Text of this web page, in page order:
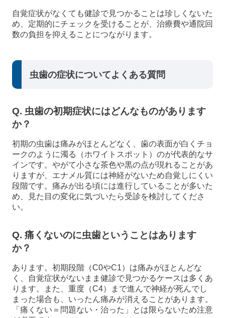
自覚症状がなくても健診で見つかることは珍しくないた
め、定期的にチェックを受けることが、治療費や通院回
数の負担を抑えることにつながります。
虫歯の症状についてよくある質問
Q. 虫歯の初期症状にはどんなものがあります
か？
初期の虫歯は痛みがほとんどなく、歯の表面が白くチョ
ークのように濁る（ホワイトスポット）のが代表的なサ
インです。やがて小さな茶色や黒の点が現れることがあ
りますが、エナメル質には神経がないため自覚しにくい
段階です。痛みが出る頃には進行していることが多いた
め、見た目の変化に気づいたら受診を検討してくださ
い。
Q. 痛くないのに虫歯ということはあります
か？
あります。初期段階（C0やC1）は痛みがほとんどな
く、自覚症状がないまま健診で見つかるケースは多くあ
ります。また、重度（C4）まで進んで神経が死んでし
まった場合も、いったん痛みが消えることがあります。
「痛くない＝問題ない・治った」とは限らないため注意